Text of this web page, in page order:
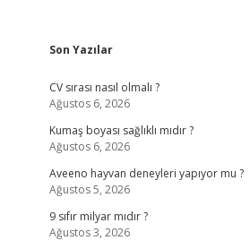
Sidebar
Son Yazılar
CV sırası nasıl olmalı ?
Ağustos 6, 2026
Kumaş boyası sağlıklı mıdır ?
Ağustos 6, 2026
Aveeno hayvan deneyleri yapıyor mu ?
Ağustos 5, 2026
9 sıfır milyar mıdır ?
Ağustos 3, 2026